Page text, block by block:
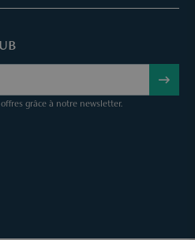
grâce à notre newsletter.